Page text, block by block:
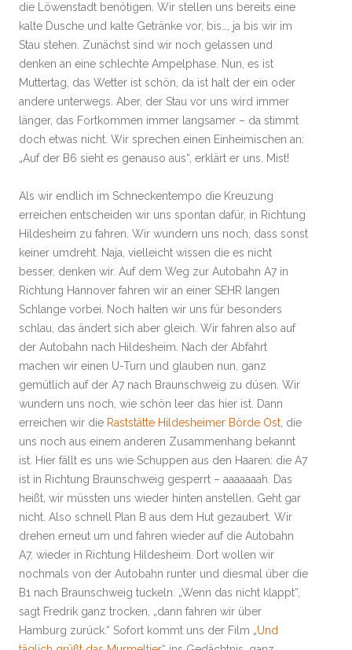
die Löwenstadt benötigen. Wir stellen uns bereits eine
kalte Dusche und kalte Getränke vor, bis…, ja bis wir im
Stau stehen. Zunächst sind wir noch gelassen und
denken an eine schlechte Ampelphase. Nun, es ist
Muttertag, das Wetter ist schön, da ist halt der ein oder
andere unterwegs. Aber, der Stau vor uns wird immer
länger, das Fortkommen immer langsamer – da stimmt
doch etwas nicht. Wir sprechen einen Einheimischen an:
„Auf der B6 sieht es genauso aus“, erklärt er uns. Mist!
Als wir endlich im Schneckentempo die Kreuzung
erreichen entscheiden wir uns spontan dafür, in Richtung
Hildesheim zu fahren. Wir wundern uns noch, dass sonst
keiner umdreht. Naja, vielleicht wissen die es nicht
besser, denken wir. Auf dem Weg zur Autobahn A7 in
Richtung Hannover fahren wir an einer SEHR langen
Schlange vorbei. Noch halten wir uns für besonders
schlau, das ändert sich aber gleich. Wir fahren also auf
der Autobahn nach Hildesheim. Nach der Abfahrt
machen wir einen U-Turn und glauben nun, ganz
gemütlich auf der A7 nach Braunschweig zu düsen. Wir
wundern uns noch, wie schön leer das hier ist. Dann
erreichen wir die Raststätte Hildesheimer Börde Ost , die
uns noch aus einem anderen Zusammenhang bekannt
ist. Hier fällt es uns wie Schuppen aus den Haaren: die A7
ist in Richtung Braunschweig gesperrt – aaaaaaah. Das
heißt, wir müssten uns wieder hinten anstellen. Geht gar
nicht. Also schnell Plan B aus dem Hut gezaubert. Wir
drehen erneut um und fahren wieder auf die Autobahn
A7, wieder in Richtung Hildesheim. Dort wollen wir
nochmals von der Autobahn runter und diesmal über die
B1 nach Braunschweig tuckeln. „Wenn das nicht klappt“,
sagt Fredrik ganz trocken, „dann fahren wir über
Hamburg zurück.“ Sofort kommt uns der Film „Und